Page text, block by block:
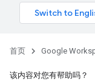
首页 Google
该内容对您有帮助吗？